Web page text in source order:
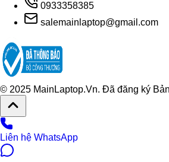
0933358385
salemainlaptop@gmail.com
© 2025 MainLaptop.Vn. Đã đăng ký
Liên hệ WhatsApp